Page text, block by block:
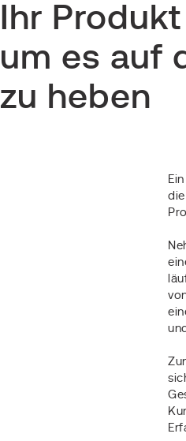
Ihr
um es auf
zu heben